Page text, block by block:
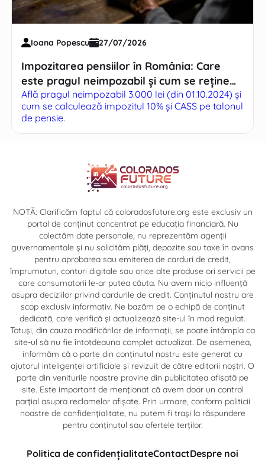
Ioana Popescu 27/07/2026
Impozitarea pensiilor în România: Care
este pragul neimpozabil și cum se reține
CASS
Află pragul neimpozabil 3.000 lei (din 01.10.2024) și
cum se calculează impozitul 10% și CASS pe talonul
de pensie.
NOTĂ: Clarificăm faptul că coloradosfuture.org este exclusiv un
portal de conținut concentrat pe educația financiară. Nu
colectăm date personale, nu reprezentăm agenții
guvernamentale și nu solicităm plăți, depozite sau taxe în avans
pentru aprobarea sau emiterea de carduri de credit,
împrumuturi, conturi digitale sau orice alte produse ori servicii pe
care consumatorii le-ar putea căuta. Nu avem nicio influență
asupra deciziilor privind cardurile de credit. Conținutul nostru are
scop exclusiv informativ. Ne bazăm pe o echipă de conținut
dedicată, care verifică și actualizează site-ul în mod regulat.
Totuși, din cauza modificărilor de informații, se poate întâmpla ca
site-ul să nu fie întotdeauna complet actualizat. De asemenea,
informăm că o parte din conținutul nostru este generat cu
ajutorul inteligenței artificiale și revizuit de către editorii noștri. O
parte din veniturile noastre provine din publicitatea afișată pe
site. Este important de menționat că avem doar un control
parțial asupra reclamelor afișate. Prin urmare, conform politicii
noastre de confidențialitate, nu putem fi trași la răspundere
pentru conținutul sau ofertele terților.
Politica de confidențialitateContactDespre noi